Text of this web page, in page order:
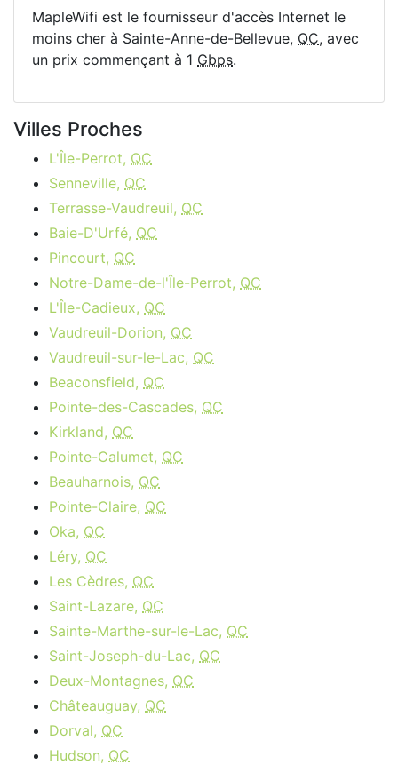
MapleWifi est le fournisseur d'accès Internet le
moins cher à Sainte-Anne-de-Bellevue, QC, avec
un prix commençant à 1 Gbps.
Villes Proches
L'Île-Perrot, QC
Senneville, QC
Terrasse-Vaudreuil, QC
Baie-D'Urfé, QC
Pincourt, QC
Notre-Dame-de-l'Île-Perrot, QC
L'Île-Cadieux, QC
Vaudreuil-Dorion, QC
Vaudreuil-sur-le-Lac, QC
Beaconsfield, QC
Pointe-des-Cascades, QC
Kirkland, QC
Pointe-Calumet, QC
Beauharnois, QC
Pointe-Claire, QC
Oka, QC
Léry, QC
Les Cèdres, QC
Saint-Lazare, QC
Sainte-Marthe-sur-le-Lac, QC
Saint-Joseph-du-Lac, QC
Deux-Montagnes, QC
Châteauguay, QC
Dorval, QC
Hudson, QC